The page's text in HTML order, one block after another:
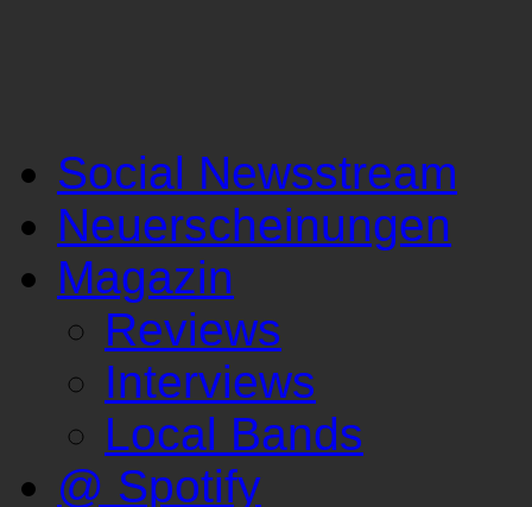
Social Newsstream
Neuerscheinungen
Magazin
Reviews
Interviews
Local Bands
@ Spotify